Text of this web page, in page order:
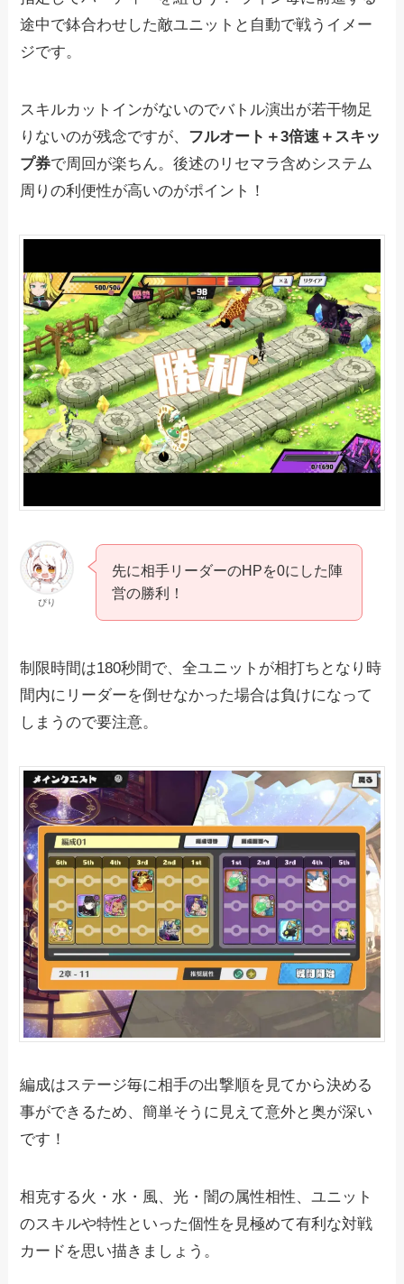
途中で鉢合わせした敵ユニットと自動で戦うイメー
ジです。
スキルカットインがないのでバトル演出が若干物足
りないのが残念ですが、 フルオート＋3倍速＋スキッ
プ券で周回が楽ちん。後述のリセマラ含めシステム
周りの利便性が高いのがポイント！
ぴり
先に相手リーダーのHPを0にした陣
営の勝利！
制限時間は180秒間で、全ユニットが相打ちとなり時
間内にリーダーを倒せなかった場合は負けになって
しまうので要注意。
編成はステージ毎に相手の出撃順を見てから決める
事ができるため、簡単そうに見えて意外と奥が深い
です！
相克する火・水・風、光・闇の属性相性、ユニット
のスキルや特性といった個性を見極めて有利な対戦
カードを思い描きましょう。